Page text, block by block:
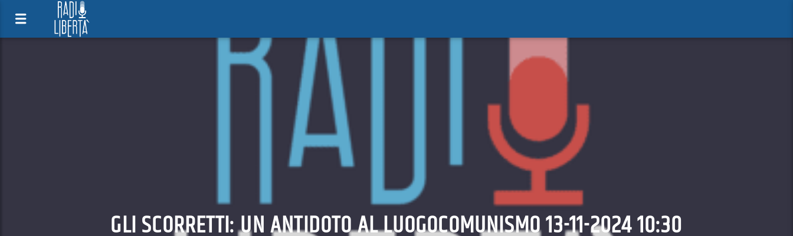
GLI SCORRETTI: UN ANTIDOTO AL LUOGOCOMUNISMO 13-11-2024 10:30